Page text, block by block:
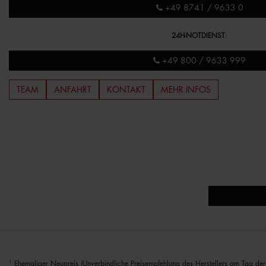
+49 8741 / 9633 0
24H-NOTDIENST:
+49 800 / 9633 999
TEAM ANFAHRT KONTAKT MEHR INFOS
Ehemaliger Neupreis (Unverbindliche Preisempfehlung des Herstellers am Tag der